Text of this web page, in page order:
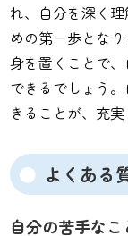
れ、自分を深く
めの第一歩とな
身を置くことで
できるでしょう
きることが、充
よくある
自分の苦手な